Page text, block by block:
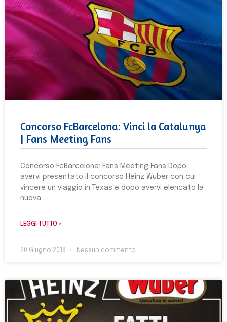
Concorso FcBarcelona: Vinci la Catalunya
| Fans Meeting Fans
Concorso FcBarcelona: Fans Meeting Fans Dopo
avervi presentato il concorso Heinz Wuber con cui
vincere un viaggio in Texas e dopo avervi elencato la
nuova
LEGGI TUTTO »
20 Giugno 2018 Nessun commento